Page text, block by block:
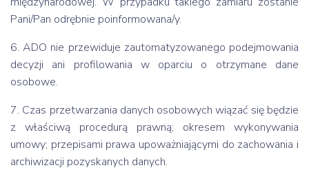
Pani/Pan odrębnie poinformowana/y.
6. ADO nie przewiduje zautomatyzowanego podejmowania
decyzji ani profilowania w oparciu o otrzymane dane
osobowe.
7. Czas przetwarzania danych osobowych wiązać się będzie
z właściwą procedurą prawną; okresem wykonywania
umowy; przepisami prawa upoważniającymi do zachowania i
archiwizacji pozyskanych danych.